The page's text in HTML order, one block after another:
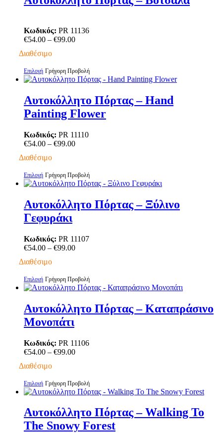
πολλαπλές
επιλογές
μπορούν
επιλεγούν
στη
σελίδα
του
προϊόντος
Κωδικός: PR 11136
€54.00 – €99.00Price
€99.00
Διαθέσιμο
Επιλογή Αυτό
το
πολλαπλές
παραλλαγές.
επιλογές
μπορούν
επιλεγούν
σελίδα
του
Γρήγορη Προβολή
Αυτοκόλλητο Πόρτας – Hand
Painting Flower
Κωδικός: PR 11110
€54.00 – €99.00Price
€99.00
Διαθέσιμο
Επιλογή Αυτό
το
πολλαπλές
παραλλαγές.
επιλογές
μπορούν
επιλεγούν
σελίδα
του
Γρήγορη Προβολή
Αυτοκόλλητο Πόρτας – Ξύλινο
Γεφυράκι
Κωδικός: PR 11107
€54.00 – €99.00Price
€99.00
Διαθέσιμο
Επιλογή Αυτό
το
πολλαπλές
παραλλαγές.
επιλογές
μπορούν
επιλεγούν
σελίδα
του
Γρήγορη Προβολή
Αυτοκόλλητο Πόρτας – Καταπράσινο
Μονοπάτι
Κωδικός: PR 11106
€54.00 – €99.00Price
€99.00
Διαθέσιμο
Επιλογή Αυτό
το
έχει
πολλαπλές
παραλλαγές.
Γρήγορη Προβολή
Αυτοκόλλητο Πόρτας – Walking To
The Snowy Forest